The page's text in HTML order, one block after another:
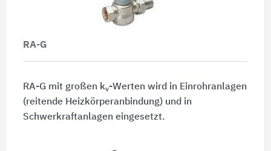
RA-G
RA-G mit großen kv-Werten wird in Einrohranlagen
(reitende Heizkörperanbindung) und in
Schwerkraftanlagen eingesetzt.